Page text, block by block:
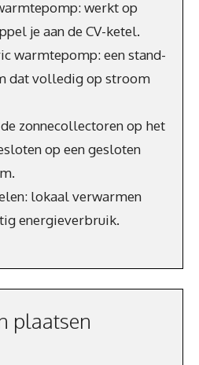
werkt op
je aan de CV-ketel.
warmtepomp: een stand-
dat volledig op stroom
zonnecollectoren op het
op een gesloten
lokaal verwarmen
energieverbruik.
plaatsen